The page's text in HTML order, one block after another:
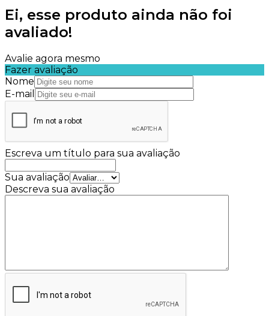
Ei, esse produto ainda não foi
avaliado!
Avalie agora mesmo
Fazer avaliação
Nome
E-mail
Escreva um título para sua avaliação
Sua avaliação
Descreva sua avaliação